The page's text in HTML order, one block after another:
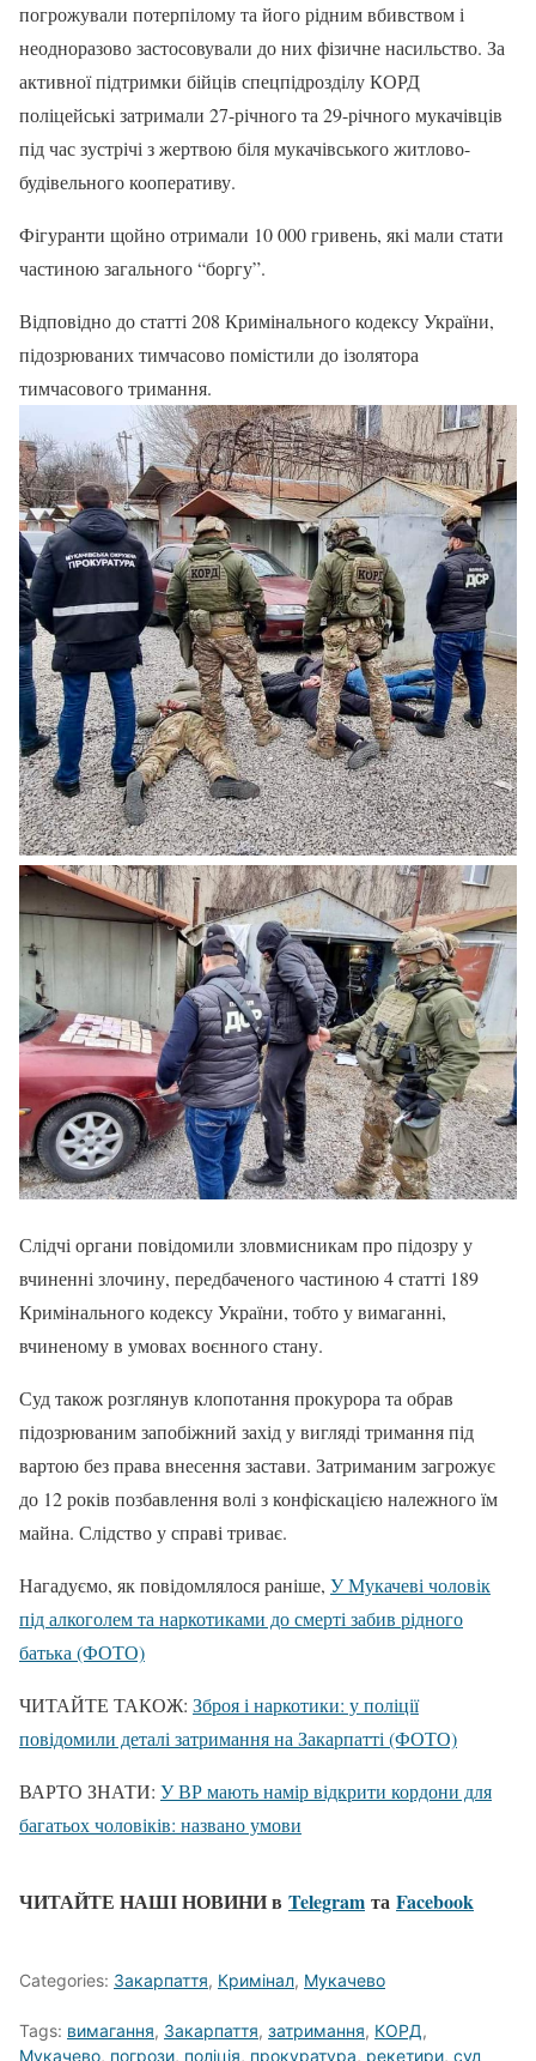
погрожували потерпілому та його рідним вбивством і
неодноразово застосовували до них фізичне насильство. За
активної підтримки бійців спецпідрозділу КОРД
поліцейські затримали 27-річного та 29-річного мукачівців
під час зустрічі з жертвою біля мукачівського житлово-
будівельного кооперативу.
Фігуранти щойно отримали 10 000 гривень, які мали стати
частиною загального “боргу”.
Відповідно до статті 208 Кримінального кодексу України,
підозрюваних тимчасово помістили до ізолятора
тимчасового тримання.
Слідчі органи повідомили зловмисникам про підозру у
вчиненні злочину, передбаченого частиною 4 статті 189
Кримінального кодексу України, тобто у вимаганні,
вчиненому в умовах воєнного стану.
Суд також розглянув клопотання прокурора та обрав
підозрюваним запобіжний захід у вигляді тримання під
вартою без права внесення застави. Затриманим загрожує
до 12 років позбавлення волі з конфіскацією належного їм
майна. Слідство у справі триває.
Нагадуємо, як повідомлялося раніше, У Мукачеві чоловік
під алкоголем та наркотиками до смерті забив рідного
батька (ФОТО)
ЧИТАЙТЕ ТАКОЖ: Зброя і наркотики: у поліції
повідомили деталі затримання на Закарпатті (ФОТО)
ВАРТО ЗНАТИ: У ВР мають намір відкрити кордони для
багатьох чоловіків: названо умови
ЧИТАЙТЕ НАШІ НОВИНИ в Telegram та Facebook
Categories: Закарпаття, Кримінал, Мукачево
Tags: вимагання, Закарпаття, затримання, КОРД,
Мукачево, погрози, поліція, прокуратура, рекетири, суд